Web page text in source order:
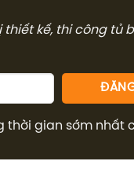
thiết kế, thi công tủ
thời gian sớm nhất